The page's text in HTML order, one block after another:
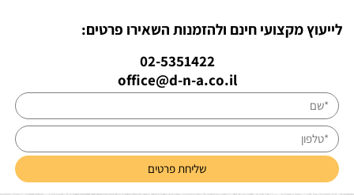
לייעוץ מקצועי חינם ולהזמנות השאירו פרטים:
02-5351422
office@d-n-a.co.il